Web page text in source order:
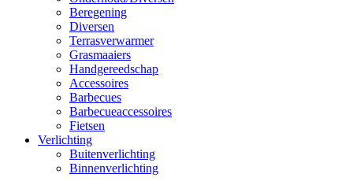
Beregening
Diversen
Terrasverwarmer
Grasmaaiers
Handgereedschap
Accessoires
Barbecues
Barbecueaccessoires
Fietsen
Verlichting
Buitenverlichting
Binnenverlichting